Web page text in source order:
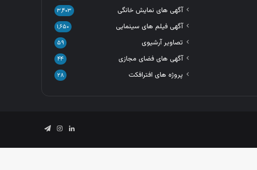
آگهی های نمایش خانگی ۳,۴۰۳
آگهی فیلم های سینمایی ۱,۶۵۰
تصاویر آرشیوی ۵۹
آگهی های فضای مجازی ۴۴
پروژه های افترافکت ۲۸
لینکدیناینستاگرام
تلگرام